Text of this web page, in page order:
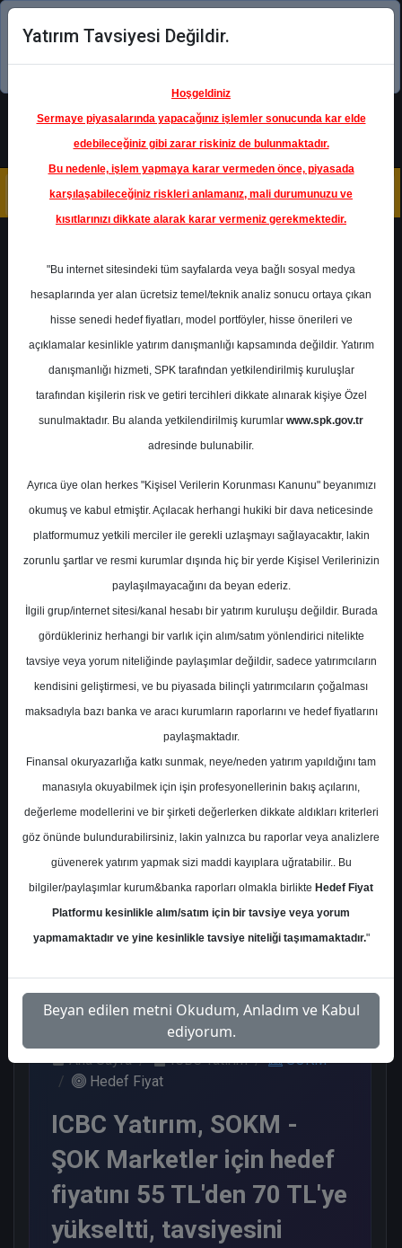
Şimdi uygulamayı indirin!
SOKM - SOK MARKETLER
TICARET
Hedef Fiyat 70.00 ₺
Getiri
%35.40
0 0
En Yüksek Tahmin
Ortalama Fiyat Tahmini
Ortalama Getiri Potansiyeli
Kurum Sayısı
6
4 2
Ana Sayfa ICBC Yatırım
SOKM
Hedef Fiyat
ICBC Yatırım, SOKM -
ŞOK Marketler için hedef
fiyatını 55 TL'den 70 TL'ye
yükseltti, tavsiyesini
Yatırım Tavsiyesi Değildir.
Hoşgeldiniz
Sermaye piyasalarında yapacağınız işlemler sonucunda kar elde
edebileceğiniz gibi zarar riskiniz de bulunmaktadır.
Bu nedenle, işlem yapmaya karar vermeden önce, piyasada
karşılaşabileceğiniz riskleri anlamanız, mali durumunuzu ve
kısıtlarınızı dikkate alarak karar vermeniz gerekmektedir.
"Bu internet sitesindeki tüm sayfalarda veya bağlı sosyal medya
hesaplarında yer alan ücretsiz temel/teknik analiz sonucu ortaya çıkan
hisse senedi hedef fiyatları, model portföyler, hisse önerileri ve
açıklamalar kesinlikle yatırım danışmanlığı kapsamında değildir. Yatırım
danışmanlığı hizmeti, SPK tarafından yetkilendirilmiş kuruluşlar
tarafından kişilerin risk ve getiri tercihleri dikkate alınarak kişiye Özel
sunulmaktadır. Bu alanda yetkilendirilmiş kurumlar www.spk.gov.tr
adresinde bulunabilir.
Ayrıca üye olan herkes "Kişisel Verilerin Korunması Kanunu" beyanımızı
okumuş ve kabul etmiştir. Açılacak herhangi hukiki bir dava neticesinde
platformumuz yetkili merciler ile gerekli uzlaşmayı sağlayacaktır, lakin
zorunlu şartlar ve resmi kurumlar dışında hiç bir yerde Kişisel Verilerinizin
paylaşılmayacağını da beyan ederiz.
İlgili grup/internet sitesi/kanal hesabı bir yatırım kuruluşu değildir. Burada
gördükleriniz herhangi bir varlık için alım/satım yönlendirici nitelikte
tavsiye veya yorum niteliğinde paylaşımlar değildir, sadece yatırımcıların
kendisini geliştirmesi, ve bu piyasada bilinçli yatırımcıların çoğalması
maksadıyla bazı banka ve aracı kurumların raporlarını ve hedef fiyatlarını
paylaşmaktadır.
Finansal okuryazarlığa katkı sunmak, neye/neden yatırım yapıldığını tam
manasıyla okuyabilmek için işin profesyonellerinin bakış açılarını,
değerleme modellerini ve bir şirketi değerlerken dikkate aldıkları kriterleri
göz önünde bulundurabilirsiniz, lakin yalnızca bu raporlar veya analizlere
güvenerek yatırım yapmak sizi maddi kayıplara uğratabilir.. Bu
bilgiler/paylaşımlar kurum&banka raporları olmakla birlikte Hedef Fiyat
Platformu kesinlikle alım/satım için bir tavsiye veya yorum
yapmamaktadır ve yine kesinlikle tavsiye niteliği taşımamaktadır."
Beyan edilen metni Okudum, Anladım ve Kabul
ediyorum.